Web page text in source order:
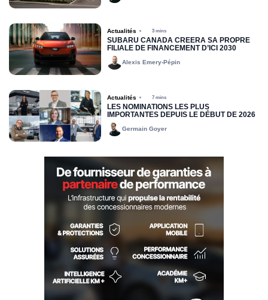
Actualités 3 mins
SUBARU CANADA CRÉERA SA PROPRE
FILIALE DE FINANCEMENT D’ICI 2030
Alexis Emery-Pépin
Actualités 7 mins
LES NOMINATIONS LES PLUS
IMPORTANTES DEPUIS LE DÉBUT DE 2026
Germain Goyer